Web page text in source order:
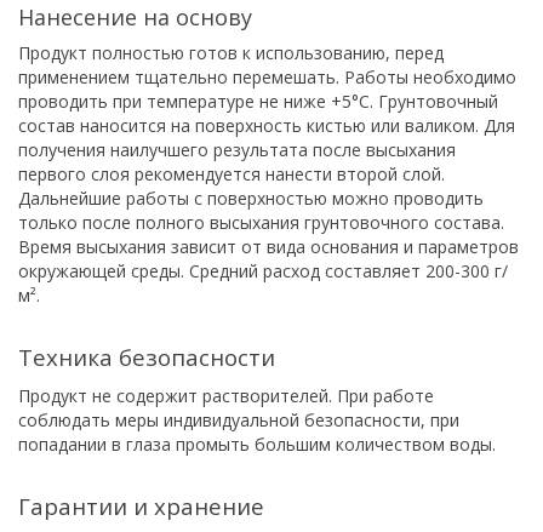
Нанесение на основу
Продукт полностью готов к использованию, перед
применением тщательно перемешать. Работы необходимо
проводить при температуре не ниже +5°С. Грунтовочный
состав наносится на поверхность кистью или валиком. Для
получения наилучшего результата после высыхания
первого слоя рекомендуется нанести второй слой.
Дальнейшие работы с поверхностью можно проводить
только после полного высыхания грунтовочного состава.
Время высыхания зависит от вида основания и параметров
окружающей среды. Средний расход составляет 200-300 г/
м².
Техника безопасности
Продукт не содержит растворителей. При работе
соблюдать меры индивидуальной безопасности, при
попадании в глаза промыть большим количеством воды.
Гарантии и хранение